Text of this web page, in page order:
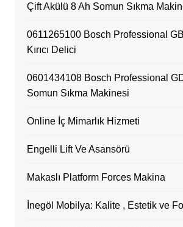
Çift Akülü 8 Ah Somun Sıkma
0611265100 Bosch Professional
Kırıcı Delici
0601434108 Bosch Professional
Somun Sıkma Makinesi
Online İç Mimarlık Hizmeti
Engelli Lift Ve Asansörü
Makaslı Platform Forces Makina
İnegöl Mobilya: Kalite , Estetik ve